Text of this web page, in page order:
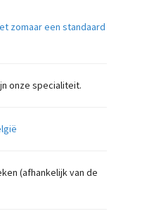
zomaar een standaard
onze specialiteit.
(afhankelijk van de